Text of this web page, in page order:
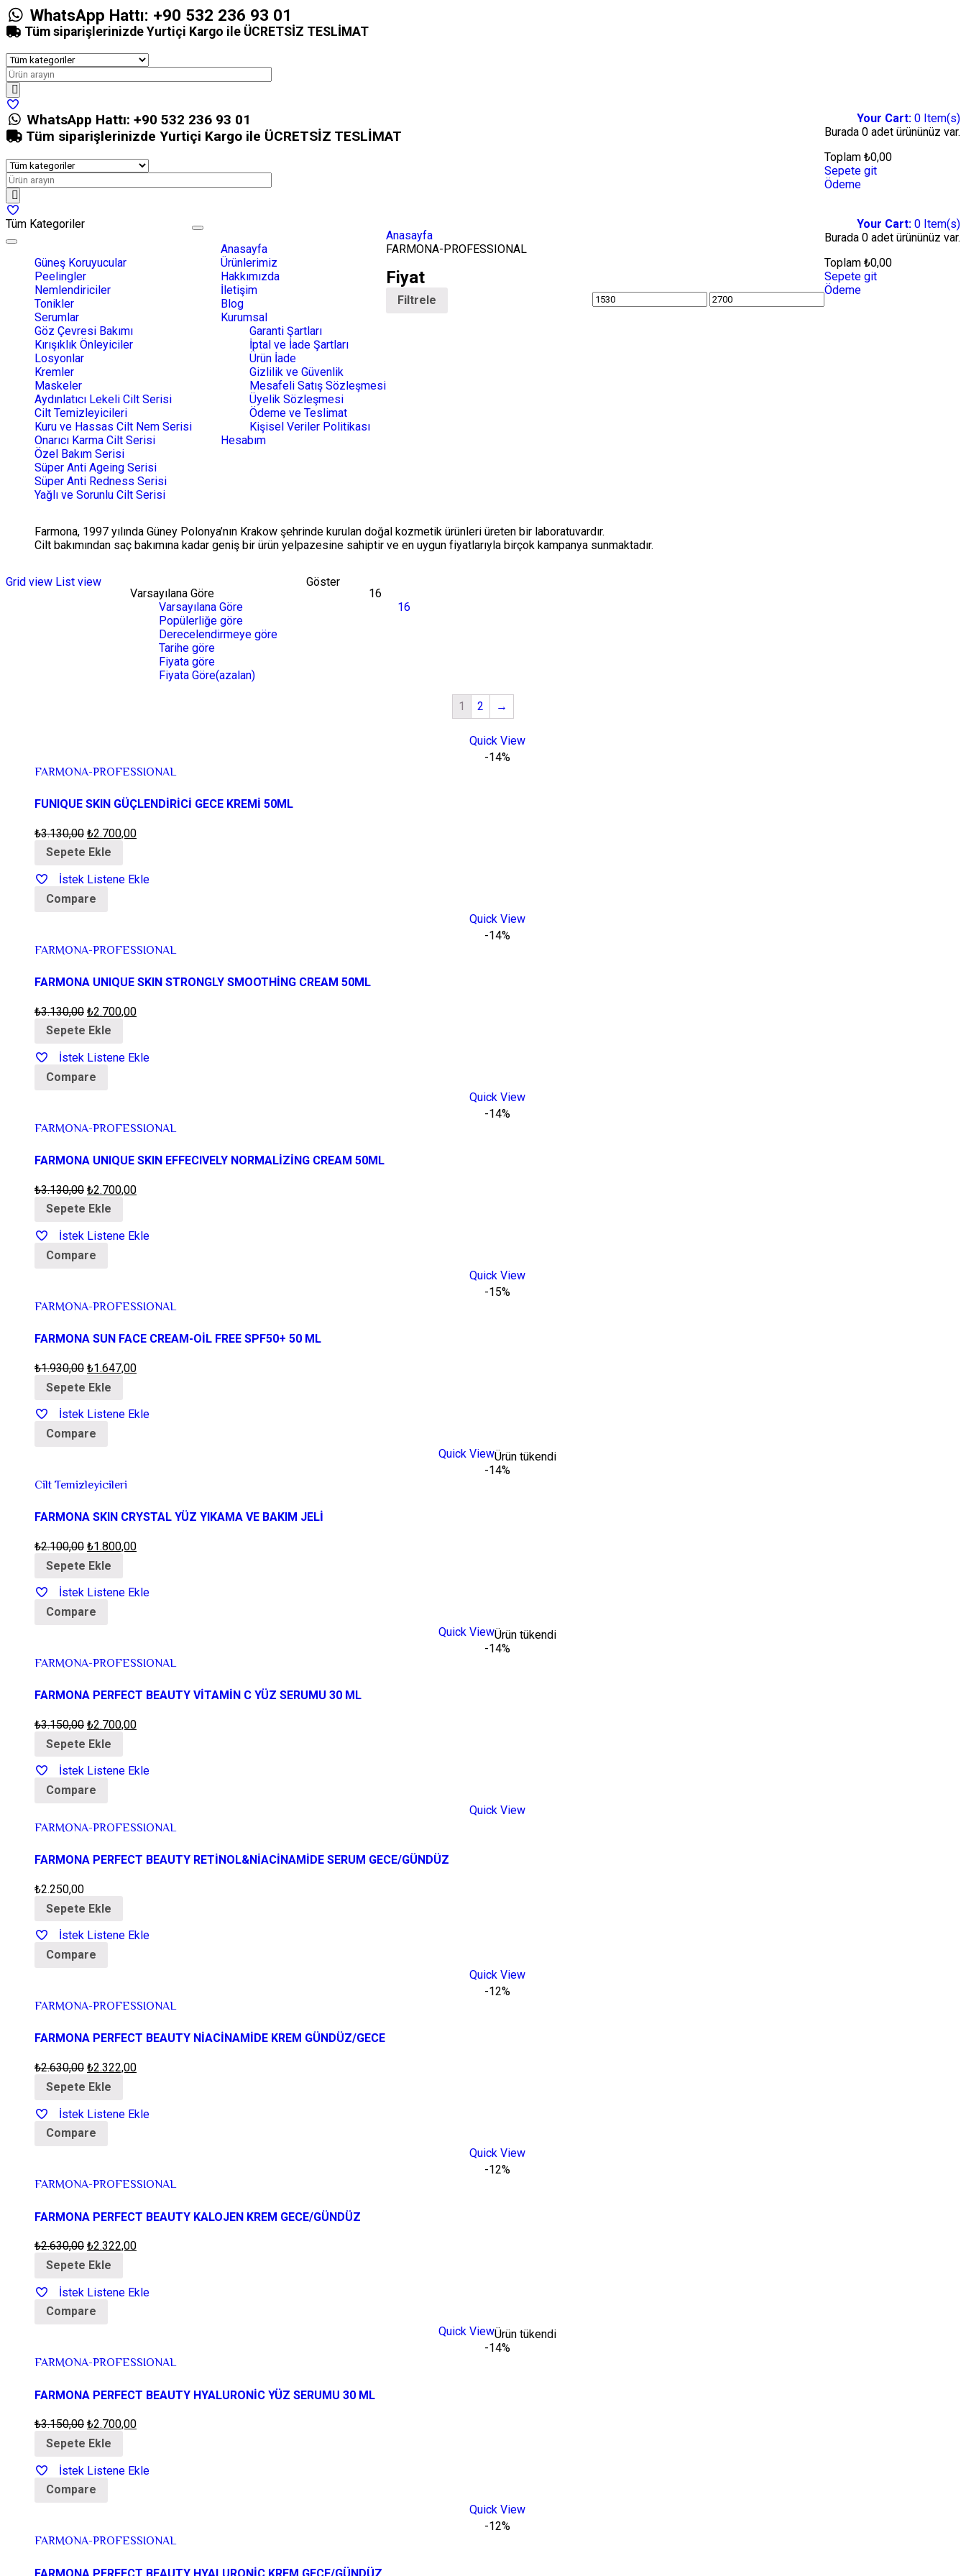
WhatsApp Hattı: +90 532 236 93 01
Tüm siparişlerinizde Yurtiçi Kargo ile ÜCRETSİZ TESLİMAT
Your Cart: 0 Item(s)
Burada 0 adet ürününüz var.
Toplam ₺0,00
Sepete git
Ödeme
WhatsApp Hattı: +90 532 236 93 01
Tüm siparişlerinizde Yurtiçi Kargo ile ÜCRETSİZ TESLİMAT
Your Cart: 0 Item(s)
Burada 0 adet ürününüz var.
Toplam ₺0,00
Sepete git
Ödeme
Tüm Kategoriler
Toggle
navigationGüneş Koruyucular
Peelingler
Nemlendiriciler
Tonikler
Serumlar
Göz Çevresi Bakımı
Kırışıklık Önleyiciler
Losyonlar
Kremler
Maskeler
Aydınlatıcı Lekeli Cilt Serisi
Cilt Temizleyicileri
Kuru ve Hassas Cilt Nem Serisi
Onarıcı Karma Cilt Serisi
Özel Bakım Serisi
Süper Anti Ageing Serisi
Süper Anti Redness Serisi
Yağlı ve Sorunlu Cilt Serisi
Toggle
navigationAnasayfa
Ürünlerimiz
Hakkımızda
İletişim
Blog
Kurumsal
Garanti Şartları
İptal ve İade Şartları
Ürün İade
Gizlilik ve Güvenlik
Mesafeli Satış Sözleşmesi
Üyelik Sözleşmesi
Ödeme ve Teslimat
Kişisel Veriler Politikası
Hesabım
Anasayfa
FARMONA-PROFESSIONAL
Fiyat
Filtrele
Farmona, 1997 yılında Güney Polonya’nın Krakow şehrinde kurulan doğal kozmetik ürünleri üreten bir laboratuvardır.
Cilt bakımından saç bakımına kadar geniş bir ürün yelpazesine sahiptir ve en uygun fiyatlarıyla birçok kampanya sunmaktadır.
Grid view List view
Varsayılana Göre
Varsayılana Göre
Popülerliğe göre
Derecelendirmeye göre
Tarihe göre
Fiyata göre
Fiyata Göre(azalan)
Göster
16
16
1 2 →
Quick View
-14%
FARMONA-PROFESSIONAL
FUNIQUE SKIN GÜÇLENDİRİCİ GECE KREMİ 50ML
₺3.130,00 ₺2.700,00
Sepete Ekle
İstek Listene Ekle
Compare
Quick View
-14%
FARMONA-PROFESSIONAL
FARMONA UNIQUE SKIN STRONGLY SMOOTHİNG CREAM 50ML
₺3.130,00 ₺2.700,00
Sepete Ekle
İstek Listene Ekle
Compare
Quick View
-14%
FARMONA-PROFESSIONAL
FARMONA UNIQUE SKIN EFFECIVELY NORMALİZİNG CREAM 50ML
₺3.130,00 ₺2.700,00
Sepete Ekle
İstek Listene Ekle
Compare
Quick View
-15%
FARMONA-PROFESSIONAL
FARMONA SUN FACE CREAM-OİL FREE SPF50+ 50 ML
₺1.930,00 ₺1.647,00
Sepete Ekle
İstek Listene Ekle
Compare
Quick ViewÜrün tükendi
-14%
Cilt Temizleyicileri
FARMONA SKIN CRYSTAL YÜZ YIKAMA VE BAKIM JELİ
₺2.100,00 ₺1.800,00
Sepete Ekle
İstek Listene Ekle
Compare
Quick ViewÜrün tükendi
-14%
FARMONA-PROFESSIONAL
FARMONA PERFECT BEAUTY VİTAMİN C YÜZ SERUMU 30 ML
₺3.150,00 ₺2.700,00
Sepete Ekle
İstek Listene Ekle
Compare
Quick View
FARMONA-PROFESSIONAL
FARMONA PERFECT BEAUTY RETİNOL&NİACİNAMİDE SERUM GECE/GÜNDÜZ
₺2.250,00
Sepete Ekle
İstek Listene Ekle
Compare
Quick View
-12%
FARMONA-PROFESSIONAL
FARMONA PERFECT BEAUTY NİACİNAMİDE KREM GÜNDÜZ/GECE
₺2.630,00 ₺2.322,00
Sepete Ekle
İstek Listene Ekle
Compare
Quick View
-12%
FARMONA-PROFESSIONAL
FARMONA PERFECT BEAUTY KALOJEN KREM GECE/GÜNDÜZ
₺2.630,00 ₺2.322,00
Sepete Ekle
İstek Listene Ekle
Compare
Quick ViewÜrün tükendi
-14%
FARMONA-PROFESSIONAL
FARMONA PERFECT BEAUTY HYALURONİC YÜZ SERUMU 30 ML
₺3.150,00 ₺2.700,00
Sepete Ekle
İstek Listene Ekle
Compare
Quick View
-12%
FARMONA-PROFESSIONAL
FARMONA PERFECT BEAUTY HYALURONİC KREM GECE/GÜNDÜZ